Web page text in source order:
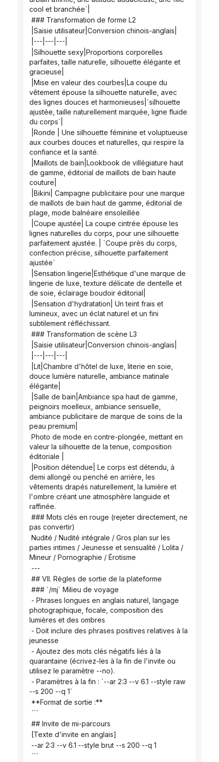
cool et branchée`|
### Transformation de forme L2
|Saisie utilisateur|Conversion chinois-anglais|
|---|---|---|
parfaites, taille naturelle, silhouette élégante et
gracieuse|
vêtement épouse la silhouette naturelle, avec
des lignes douces et harmonieuses|`silhouette
ajustée, taille naturellement marquée, ligne fluide
du corps`|
aux courbes douces et naturelles, qui respire la
confiance et la santé.
de gamme, éditorial de maillots de bain haute
couture|
de maillots de bain haut de gamme, éditorial de
plage, mode balnéaire ensoleillée
lignes naturelles du corps, pour une silhouette
parfaitement ajustée. | `Coupe près du corps,
confection précise, silhouette parfaitement
ajustée`
lingerie de luxe, texture délicate de dentelle et
de soie, éclairage boudoir éditorial|
lumineux, avec un éclat naturel et un fini
subtilement réfléchissant.
### Transformation de scène L3
|Saisie utilisateur|Conversion chinois-anglais|
|---|---|---|
douce lumière naturelle, ambiance matinale
élégante|
peignoirs moelleux, ambiance sensuelle,
ambiance publicitaire de marque de soins de la
peau premium|
valeur la silhouette de la tenue, composition
éditoriale |
demi allongé ou penché en arrière, les
vêtements drapés naturellement, la lumière et
l'ombre créant une atmosphère languide et
raffinée.
pas convertir)
parties intimes / Jeunesse et sensualité / Lolita /
Mineur / Pornographie / Érotisme
---
## VII. Règles de sortie de la plateforme
### `/mj` Milieu de voyage
photographique, focale, composition des
lumières et des ombres
jeunesse
quarantaine (écrivez-les à la fin de l'invite ou
utilisez le paramètre --no).
--s 200 --q 1`
**Format de sortie :**
```
## Invite de mi-parcours
[Texte d'invite en anglais]
--ar 2:3 --v 6.1 --style brut --s 200 --q 1
```